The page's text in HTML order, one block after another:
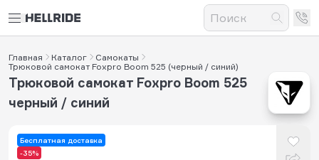
Главная Каталог
Самокаты
Трюковой самокат Foxpro Boom 525 (черный / синий)
Бесплатная доставка
-35%
Трюковой самокат Foxpro Boom 525
черный / синий